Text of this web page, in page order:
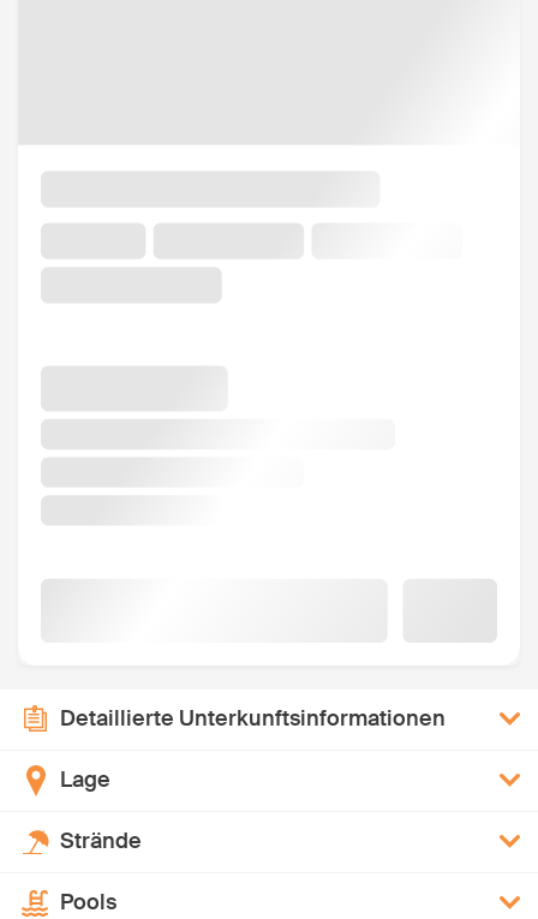
Detaillierte Unterkunftsinformationen
Lage
Strände
Pools